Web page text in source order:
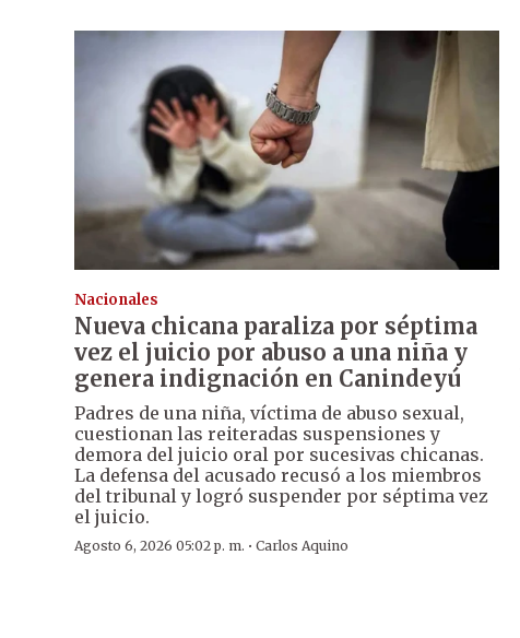
Nacionales
Nueva chicana paraliza por séptima
vez el juicio por abuso a una niña y
genera indignación en Canindeyú
Padres de una niña, víctima de abuso sexual,
cuestionan las reiteradas suspensiones y
demora del juicio oral por sucesivas chicanas.
La defensa del acusado recusó a los miembros
del tribunal y logró suspender por séptima vez
el juicio.
Agosto 6, 2026 05:02 p. m. · Carlos Aquino